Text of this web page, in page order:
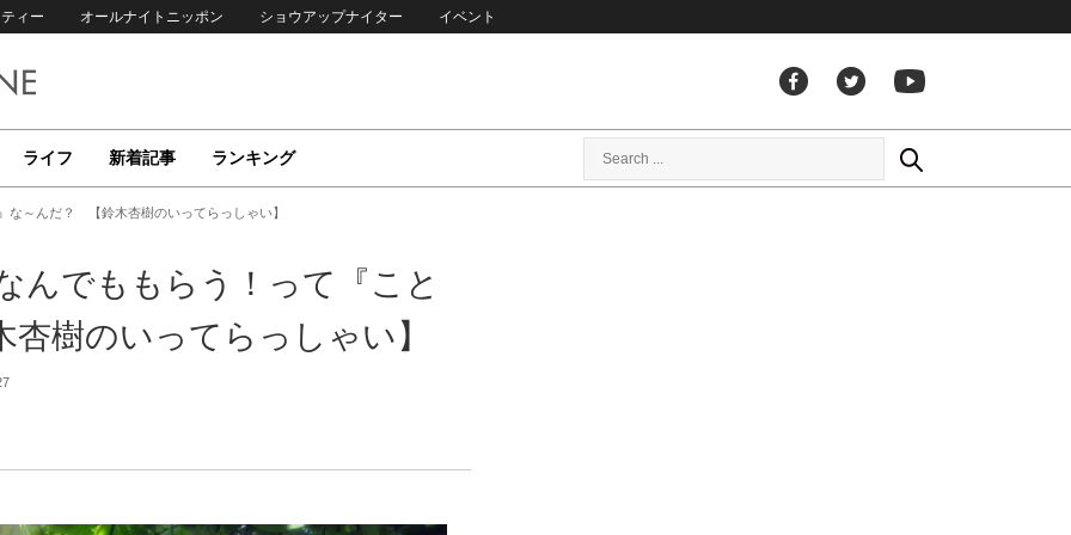
ィー オールナイトニッポン ショウアップナイター イベント
ライフ 新着記事 ランキング
な～んだ？ 【鈴木杏樹のいってらっしゃい】
んでももらう！って『こと
樹のいってらっしゃい】